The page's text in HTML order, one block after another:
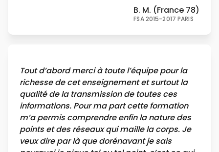
B. M. (France 78)
FSA 2015-2017 PARIS
Tout d’abord merci à toute l’équipe pour la
richesse de cet enseignement et surtout la
qualité de la transmission de toutes ces
informations. Pour ma part cette formation
m’a permis comprendre enfin la nature des
points et des réseaux qui maille la corps. Je
veux dire par là que dorénavant je sais